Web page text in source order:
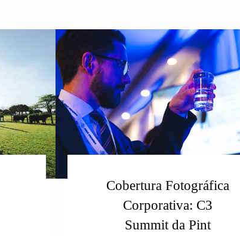
Cobertura Fotográfica
Corporativa: C3
Summit da Pint